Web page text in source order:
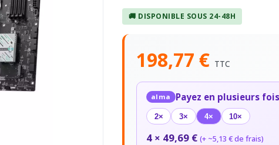
🚚 DISPONIBLE SOUS 24-48H
198,77 € TTC
alma Payez en plusieurs fois
2× 3× 4× 10×
4 × 49,69 € (+ ~5,13 € de frais)